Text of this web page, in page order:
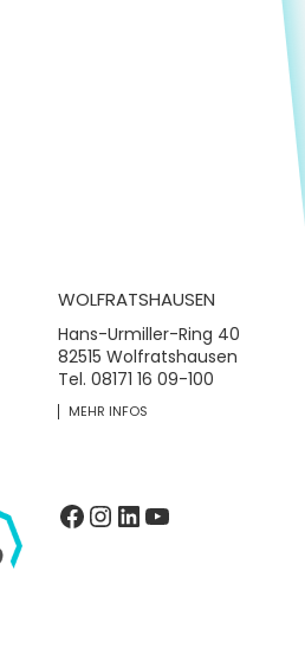
WOLFRATSHAUSEN
Hans-Urmiller-Ring 40
82515 Wolfratshausen
Tel. 08171 16 09-100
MEHR INFOS
Facebook
Instagram
LinkedIn
YouTube